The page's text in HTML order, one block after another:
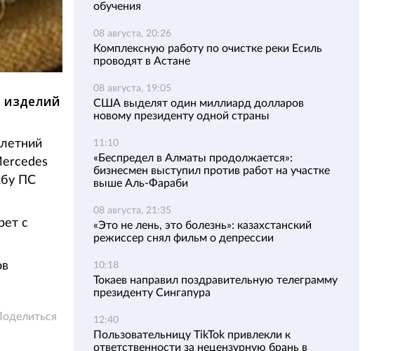
изделий
ПС
с
обучения
08 августа, 20:26
Комплексную работу по очистке реки Есиль
проводят в Астане
08 августа, 19:05
США выделят один миллиард долларов
новому президенту одной страны
11:10
«Беспредел в Алматы продолжается»:
бизнесмен выступил против работ на участке
выше Аль-Фараби
08 августа, 21:35
«Это не лень, это болезнь»: казахстанский
режиссер снял фильм о депрессии
10:18
Токаев направил поздравительную телеграмму
президенту Сингапура
12:40
Пользовательницу TikTok привлекли к
ответственности за нецензурную брань в